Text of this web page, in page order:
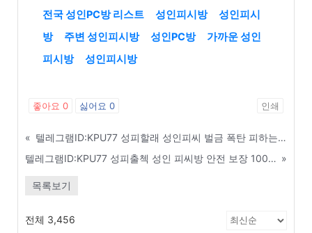
전국 성인PC방 리스트
성인피시방
성인피시
방
주변 성인피시방 성인PC방
가까운 성인
피시방
성인피시방
좋아요 0 싫어요 0 인쇄
«
텔레그램ID:KPU77 성피할래 성인피씨 벌금 폭탄 피하는 합법적 운영 노하우 - 공주
텔레그램ID:KPU77 성피출첵 성인 피씨방 안전 보장 100% 알거래 중개소 리스트 - 순천 »
목록보기
전체 3,456